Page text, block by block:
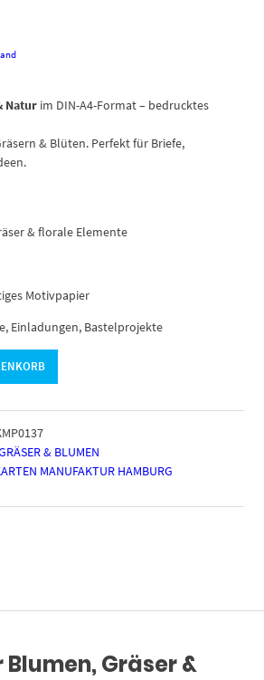
Natur im DIN-A4-Format – bedrucktes
& Blüten. Perfekt für Briefe,
& florale Elemente
Motivpapier
Einladungen, Bastelprojekte
& BLUMEN
MANUFAKTUR HAMBURG
Gräser &